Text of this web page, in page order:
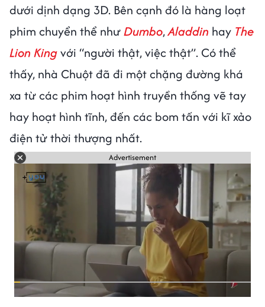
dưới dịnh dạng 3D. Bên cạnh đó là hàng loạt
phim chuyển thể nhưDumbo,Aladdin hay The
Lion Kingvới “người thật, việc thật”. Có thể
thấy, nhà Chuột đã đi một chặng đường khá
xa từ các phim hoạt hình truyền thống vẽ tay
hay hoạt hình tĩnh, đến các bom tấn với kĩ xảo
điện tử thời thượng nhất.
Advertisement